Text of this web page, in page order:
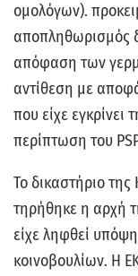
ομολόγων).
αποπληθωρισμός
απόφαση των
αντίθεση με
που είχε
περίπτωση του
Το δικαστήριο
τηρήθηκε η αρχή
είχε ληφθεί
κοινοβουλίων. Η